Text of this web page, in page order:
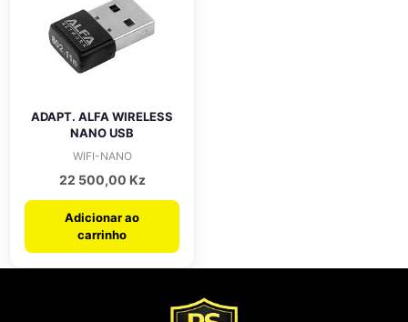
ADAPT. ALFA WIRELESS
NANO USB
WIFI-NANO
22 500,00 Kz
Adicionar ao
carrinho